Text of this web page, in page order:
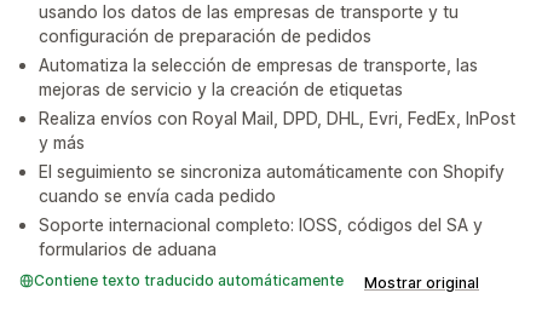
usando los datos de las empresas de transporte y tu
configuración de preparación de pedidos
Automatiza la selección de empresas de transporte, las
mejoras de servicio y la creación de etiquetas
Realiza envíos con Royal Mail, DPD, DHL, Evri, FedEx, InPost
y más
El seguimiento se sincroniza automáticamente con Shopify
cuando se envía cada pedido
Soporte internacional completo: IOSS, códigos del SA y
formularios de aduana
Contiene texto traducido automáticamente Mostrar original